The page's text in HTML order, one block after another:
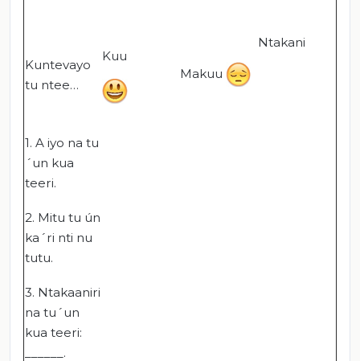
Kuntevayo
tu ntee…
Kuu
Makuu
Ntakani
1. A iyo na tu
´un kua
teeri.
2. Mitu tu ún
ka´ri nti nu
tutu.
3. Ntakaaniri
na tu´un
kua teeri:
______.